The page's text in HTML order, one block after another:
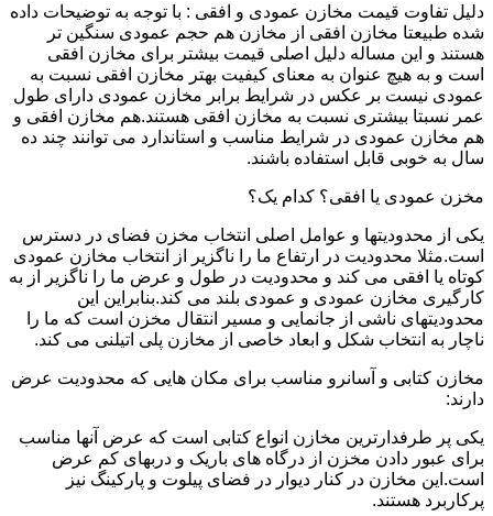
دلیل تفاوت قیمت مخازن عمودی و افقی : با توجه به توضیحات داده
شده طبیعتا مخازن افقی از مخازن هم حجم عمودی سنگین تر
هستند و این مساله دلیل اصلی قیمت بیشتر برای مخازن افقی
است و به هیچ عنوان به معنای کیفیت بهتر مخازن افقی نسبت به
عمودی نیست بر عکس در شرایط برابر مخازن عمودی دارای طول
عمر نسبتا بیشتری نسبت به مخازن افقی هستند.هم مخازن افقی و
هم مخازن عمودی در شرایط مناسب و استاندارد می توانند چند ده
سال به خوبی قابل استفاده باشند.
مخزن عمودی یا افقی؟ کدام یک؟
یکی از محدودیتها و عوامل اصلی انتخاب مخزن فضای در دسترس
است.مثلا محدودیت در ارتفاع ما را ناگزیر از انتخاب مخازن عمودی
کوتاه یا افقی می کند و محدودیت در طول و عرض ما را ناگزیر از به
کارگیری مخازن عمودی و عمودی بلند می کند.بنابراین این
محدودیتهای ناشی از جانمایی و مسیر انتقال مخزن است که ما را
ناچار به انتخاب شکل و ابعاد خاصی از مخازن پلی اتیلنی می کند.
مخازن کتابی و آسانرو مناسب برای مکان هایی که محدودیت عرض
دارند:
یکی پر طرفدارترین مخازن انواع کتابی است که عرض آنها مناسب
برای عبور دادن مخزن از درگاه های باریک و دربهای کم عرض
است.این مخازن در کنار دیوار در فضای پیلوت و پارکینگ نیز
پرکاربرد هستند.